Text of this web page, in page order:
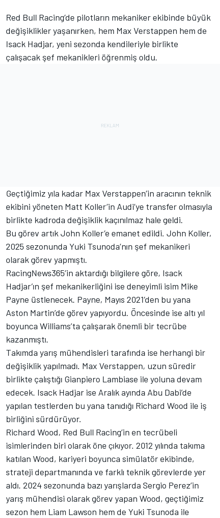
Red Bull Racing’de pilotların mekaniker ekibinde büyük
değişiklikler yaşanırken, hem Max Verstappen hem de
Isack Hadjar, yeni sezonda kendileriyle birlikte
çalışacak şef mekanikleri öğrenmiş oldu.
Geçtiğimiz yıla kadar Max Verstappen’in aracının teknik
ekibini yöneten Matt Koller’in Audi’ye transfer olmasıyla
birlikte kadroda değişiklik kaçınılmaz hale geldi.
Bu görev artık John Koller’e emanet edildi. John Koller,
2025 sezonunda Yuki Tsunoda’nın şef mekanikeri
olarak görev yapmıştı.
RacingNews365’in aktardığı bilgilere göre, Isack
Hadjar’ın şef mekanikerliğini ise deneyimli isim Mike
Payne üstlenecek. Payne, Mayıs 2021’den bu yana
Aston Martin’de görev yapıyordu. Öncesinde ise altı yıl
boyunca Williams’ta çalışarak önemli bir tecrübe
kazanmıştı.
Takımda yarış mühendisleri tarafında ise herhangi bir
değişiklik yapılmadı. Max Verstappen, uzun süredir
birlikte çalıştığı Gianpiero Lambiase ile yoluna devam
edecek. Isack Hadjar ise Aralık ayında Abu Dabi’de
yapılan testlerden bu yana tanıdığı Richard Wood ile iş
birliğini sürdürüyor.
Richard Wood, Red Bull Racing’in en tecrübeli
isimlerinden biri olarak öne çıkıyor. 2012 yılında takıma
katılan Wood, kariyeri boyunca simülatör ekibinde,
strateji departmanında ve farklı teknik görevlerde yer
aldı. 2024 sezonunda bazı yarışlarda Sergio Perez’in
yarış mühendisi olarak görev yapan Wood, geçtiğimiz
sezon hem Liam Lawson hem de Yuki Tsunoda ile